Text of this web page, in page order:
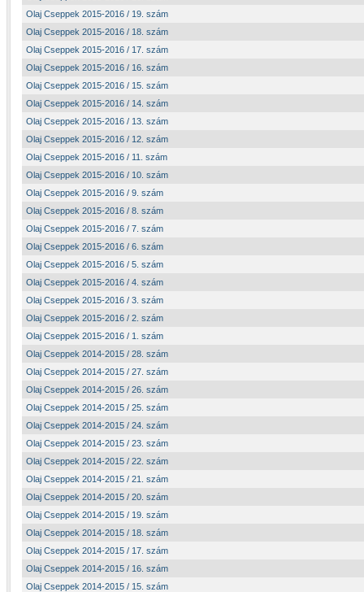
Olaj Cseppek 2015-2016 / 19. szám
Olaj Cseppek 2015-2016 / 18. szám
Olaj Cseppek 2015-2016 / 17. szám
Olaj Cseppek 2015-2016 / 16. szám
Olaj Cseppek 2015-2016 / 15. szám
Olaj Cseppek 2015-2016 / 14. szám
Olaj Cseppek 2015-2016 / 13. szám
Olaj Cseppek 2015-2016 / 12. szám
Olaj Cseppek 2015-2016 / 11. szám
Olaj Cseppek 2015-2016 / 10. szám
Olaj Cseppek 2015-2016 / 9. szám
Olaj Cseppek 2015-2016 / 8. szám
Olaj Cseppek 2015-2016 / 7. szám
Olaj Cseppek 2015-2016 / 6. szám
Olaj Cseppek 2015-2016 / 5. szám
Olaj Cseppek 2015-2016 / 4. szám
Olaj Cseppek 2015-2016 / 3. szám
Olaj Cseppek 2015-2016 / 2. szám
Olaj Cseppek 2015-2016 / 1. szám
Olaj Cseppek 2014-2015 / 28. szám
Olaj Cseppek 2014-2015 / 27. szám
Olaj Cseppek 2014-2015 / 26. szám
Olaj Cseppek 2014-2015 / 25. szám
Olaj Cseppek 2014-2015 / 24. szám
Olaj Cseppek 2014-2015 / 23. szám
Olaj Cseppek 2014-2015 / 22. szám
Olaj Cseppek 2014-2015 / 21. szám
Olaj Cseppek 2014-2015 / 20. szám
Olaj Cseppek 2014-2015 / 19. szám
Olaj Cseppek 2014-2015 / 18. szám
Olaj Cseppek 2014-2015 / 17. szám
Olaj Cseppek 2014-2015 / 16. szám
Olaj Cseppek 2014-2015 / 15. szám